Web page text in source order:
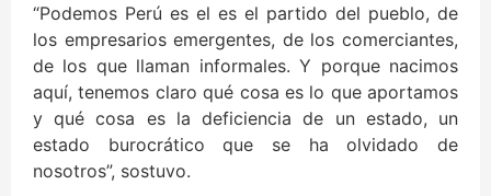
“Podemos Perú es el es el partido del pueblo, de
los empresarios emergentes, de los comerciantes,
de los que llaman informales. Y porque nacimos
aquí, tenemos claro qué cosa es lo que aportamos
y qué cosa es la deficiencia de un estado, un
estado burocrático que se ha olvidado de
nosotros”, sostuvo.